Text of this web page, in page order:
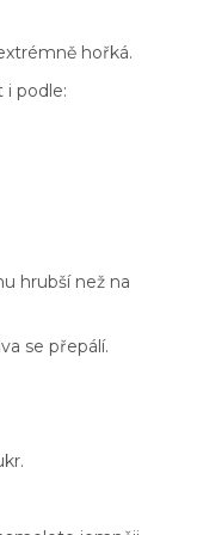
hořká.
i podle:
hrubší než na
se přepálí.